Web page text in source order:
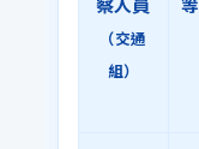
（交通
組）